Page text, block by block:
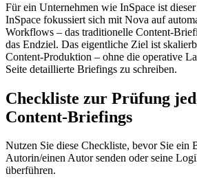
Für ein Unternehmen wie InSpace ist
InSpace fokussiert sich mit Nova auf
Workflows – das traditionelle Content-
das Endziel. Das eigentliche Ziel ist
Content-Produktion – ohne die operative
Seite detaillierte Briefings zu schreiben.
Checkliste zur Prüfung
Content-Briefings
Nutzen Sie diese Checkliste, bevor Sie ein
Autorin/einen Autor senden oder seine
überführen.